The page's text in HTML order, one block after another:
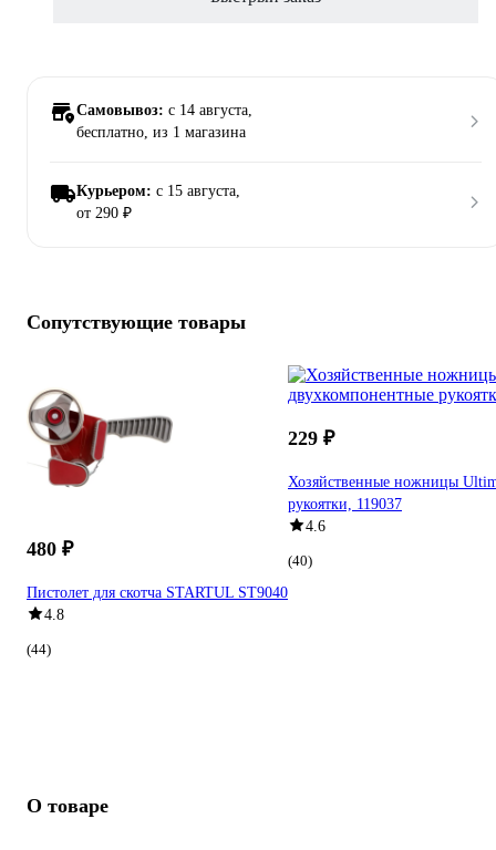
Самовывоз: c 14 августа,
бесплатно, из 1 магазина
Курьером: c 15 августа,
от 290 ₽
Сопутствующие товары
480 ₽
Пистолет для скотча STARTUL ST9040
4.8
(44)
229 ₽
Хозяйственные ножницы
рукоятки, 119037
4.6
(40)
О товаре